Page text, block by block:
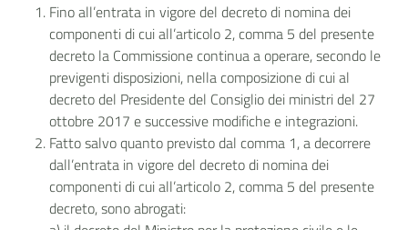
Fino all’entrata in vigore del decreto di nomina dei
componenti di cui all’articolo 2, comma 5 del presente
decreto la Commissione continua a operare, secondo le
previgenti disposizioni, nella composizione di cui al
decreto del Presidente del Consiglio dei ministri del 27
ottobre 2017 e successive modifiche e integrazioni.
Fatto salvo quanto previsto dal comma 1, a decorrere
dall’entrata in vigore del decreto di nomina dei
componenti di cui all’articolo 2, comma 5 del presente
decreto, sono abrogati: